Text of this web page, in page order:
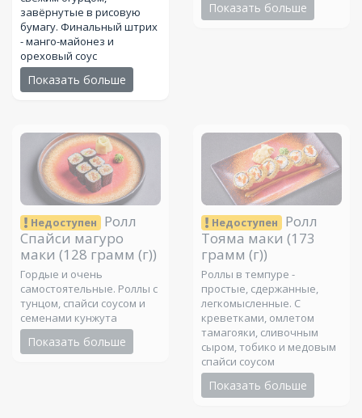
завёрнутые в рисовую
бумагу. Финальный штрих
- манго-майонез и
ореховый соус
Показать больше
Показать больше
Недоступен
Ролл
Спайси магуро
маки (128 грамм (г))
Гордые и очень
самостоятельные. Роллы с
тунцом, спайси соусом и
семенами кунжута
Показать больше
Недоступен
Ролл
Тояма маки (173
грамм (г))
Роллы в темпуре -
простые, сдержанные,
легкомысленные. С
креветками, омлетом
тамагояки, сливочным
сыром, тобико и медовым
спайси соусом
Показать больше